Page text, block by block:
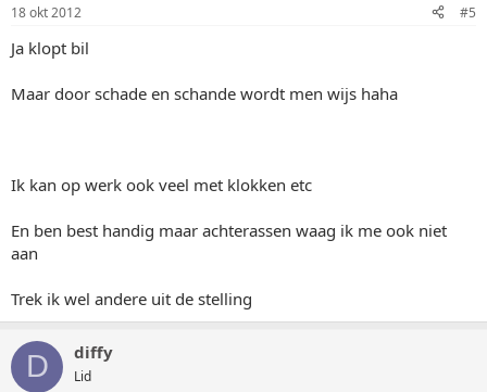
18 okt 2012 #5
Ja klopt bil
Maar door schade en schande wordt men wijs haha
Ik kan op werk ook veel met klokken etc
En ben best handig maar achterassen waag ik me ook niet
aan
Trek ik wel andere uit de stelling
D diffy
Lid